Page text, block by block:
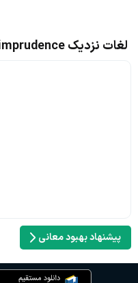
لغات نزدیک imprudence
پیشنهاد بهبود معانی